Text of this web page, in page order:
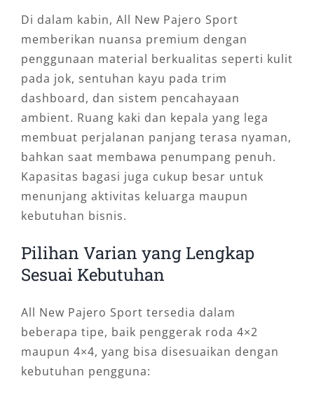
Di dalam kabin, All New Pajero Sport
memberikan nuansa premium dengan
penggunaan material berkualitas seperti kulit
pada jok, sentuhan kayu pada trim
dashboard, dan sistem pencahayaan
ambient. Ruang kaki dan kepala yang lega
membuat perjalanan panjang terasa nyaman,
bahkan saat membawa penumpang penuh.
Kapasitas bagasi juga cukup besar untuk
menunjang aktivitas keluarga maupun
kebutuhan bisnis.
Pilihan Varian yang Lengkap
Sesuai Kebutuhan
All New Pajero Sport tersedia dalam
beberapa tipe, baik penggerak roda 4×2
maupun 4×4, yang bisa disesuaikan dengan
kebutuhan pengguna: